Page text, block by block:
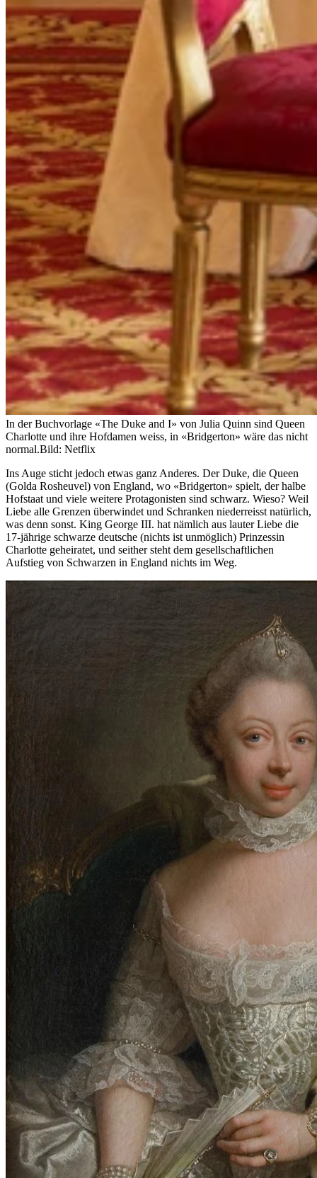
In der Buchvorlage «The Duke and I» von Julia Quinn sind Queen
Charlotte und ihre Hofdamen weiss, in «Bridgerton» wäre das nicht
normal.Bild: Netflix
Ins Auge sticht jedoch etwas ganz Anderes. Der Duke, die Queen
(Golda Rosheuvel) von England, wo «Bridgerton» spielt, der halbe
Hofstaat und viele weitere Protagonisten sind schwarz. Wieso? Weil
Liebe alle Grenzen überwindet und Schranken niederreisst natürlich,
was denn sonst. King George III. hat nämlich aus lauter Liebe die
17-jährige schwarze deutsche (nichts ist unmöglich) Prinzessin
Charlotte geheiratet, und seither steht dem gesellschaftlichen
Aufstieg von Schwarzen in England nichts im Weg.